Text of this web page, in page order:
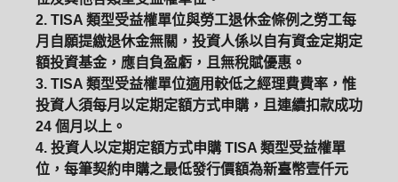
2. TISA 類型受益權單位與勞工退休金條例之勞工每
月自願提繳退休金無關，投資人係以自有資金定期定
額投資基金，應自負盈虧，且無稅賦優惠。
3. TISA 類型受益權單位適用較低之經理費費率，惟
投資人須每月以定期定額方式申購，且連續扣款成功
24 個月以上。
4. 投資人以定期定額方式申購 TISA 類型受益權單
位，每筆契約申購之最低發行價額為新臺幣壹仟元